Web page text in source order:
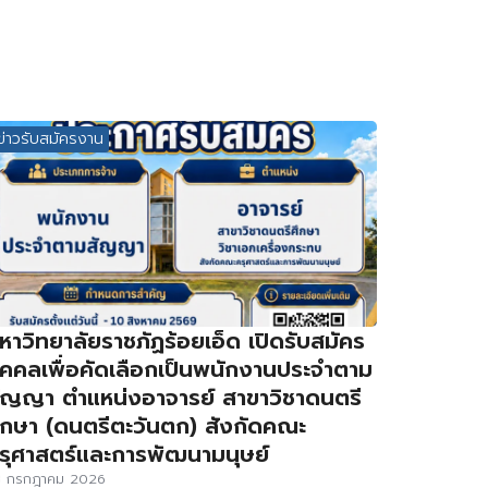
าวรับสมัครงาน
าวิทยาลัยราชภัฏร้อยเอ็ด เปิดรับสมัคร
คลเพื่อคัดเลือกเป็นพนักงานประจำตาม
ญา ตำแหน่งอาจารย์ สาขาวิชาดนตรี
ษา (ดนตรีตะวันตก) สังกัดคณะ
ศาสตร์และการพัฒนามนุษย์
กรกฎาคม 2026